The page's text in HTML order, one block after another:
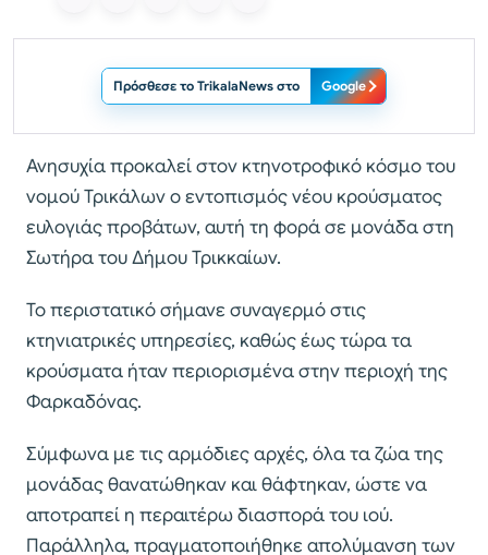
Πρόσθεσε το TrikalaNews στο Google
Ανησυχία προκαλεί στον κτηνοτροφικό κόσμο του
νομού Τρικάλων ο εντοπισμός νέου κρούσματος
ευλογιάς προβάτων, αυτή τη φορά σε μονάδα στη
Σωτήρα του Δήμου Τρικκαίων.
Το περιστατικό σήμανε συναγερμό στις
κτηνιατρικές υπηρεσίες, καθώς έως τώρα τα
κρούσματα ήταν περιορισμένα στην περιοχή της
Φαρκαδόνας.
Σύμφωνα με τις αρμόδιες αρχές, όλα τα ζώα της
μονάδας θανατώθηκαν και θάφτηκαν, ώστε να
αποτραπεί η περαιτέρω διασπορά του ιού.
Παράλληλα, πραγματοποιήθηκε απολύμανση των